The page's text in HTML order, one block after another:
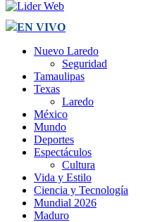
EN VIVO
Nuevo Laredo
Seguridad
Tamaulipas
Texas
Laredo
México
Mundo
Deportes
Espectáculos
Cultura
Vida y Estilo
Ciencia y Tecnología
Mundial 2026
Maduro